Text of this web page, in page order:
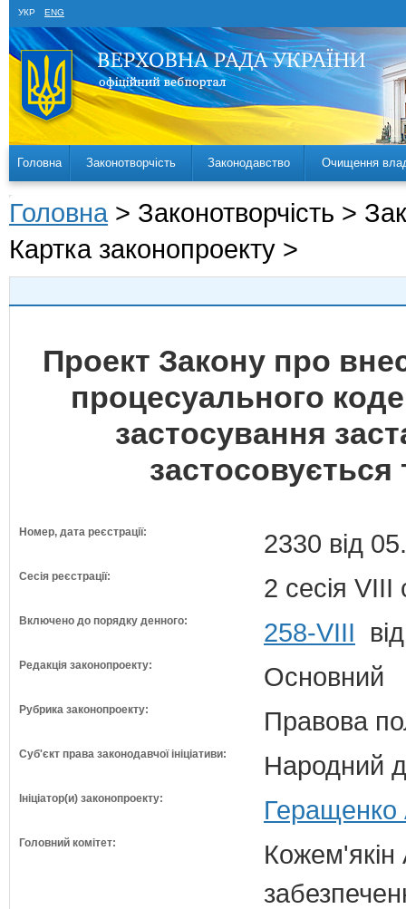
УКР ENG
Головна Законотворчість Законодавство Очищення
Головна > Законотворчість >
Картка законопроекту >
Проект Закону про
процесуального
застосування
Номер, дата реєстрації: 2330 від
Сесія реєстрації: 2 сесія VIII
Включено до порядку денного: 258-VIII
Редакція законопроекту: Основний
Рубрика законопроекту: Правова
Суб'єкт права законодавчої ініціативи: Народний
Ініціатор(и) законопроекту: Геращенко
Головний комітет:
Кожем'якін